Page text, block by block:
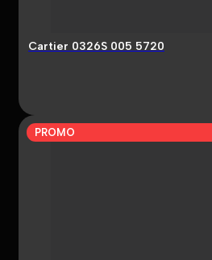
Cartier 0326S 005 5720
PROMO